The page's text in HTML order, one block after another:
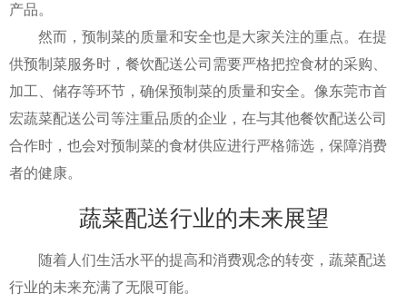
产品。
然而，预制菜的质量和安全也是大家关注的重点。在提
供预制菜服务时，餐饮配送公司需要严格把控食材的采购、
加工、储存等环节，确保预制菜的质量和安全。像东莞市首
宏蔬菜配送公司等注重品质的企业，在与其他餐饮配送公司
合作时，也会对预制菜的食材供应进行严格筛选，保障消费
者的健康。
蔬菜配送行业的未来展望
随着人们生活水平的提高和消费观念的转变，蔬菜配送
行业的未来充满了无限可能。